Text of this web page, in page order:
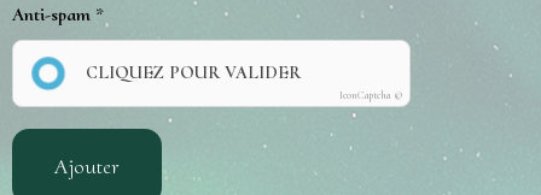
Anti-spam
CLIQUEZ POUR VALIDER
IconCaptcha ©
Ajouter